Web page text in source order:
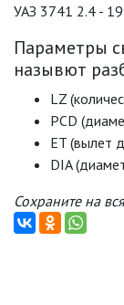
УАЗ 3741 2.4 -
Параметры
назывют
LZ
PCD
ET (вылет
DIA
Сохраните на